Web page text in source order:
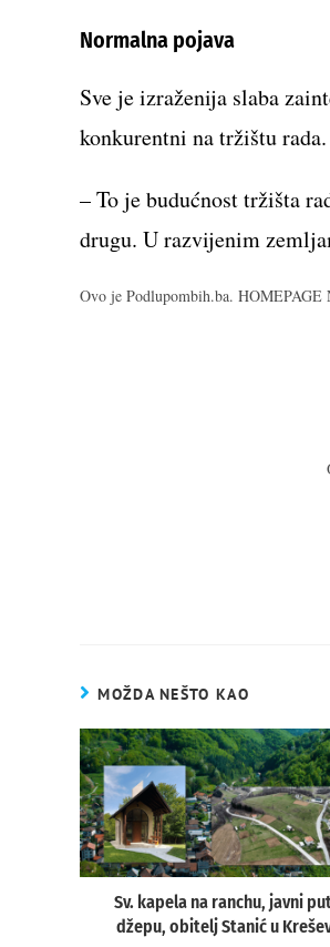
Normalna pojava
Sve je izraženija slaba
konkurentni na tržištu rada.
– To je budućnost tržišta
drugu. U razvijenim
Ovo je Podlupombih.ba. HOMEPAGE
MOŽDA NEŠTO KAO
Sv. kapela na ranchu, javni
džepu, obitelj Stanić u